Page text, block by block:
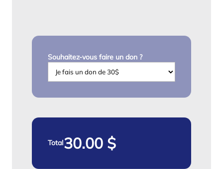
Souhaitez-vous faire un don ?
Total